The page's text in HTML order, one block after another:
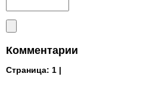
Комментарии
Страница: 1 |